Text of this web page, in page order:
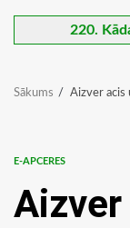
220.
Sākums Aizver acis
E-APCERES
Aizver